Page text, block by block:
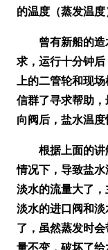
的温度 （蒸发温度
曾有新船的
求，运行十分钟
上的二管轮和现
信群了寻求帮助
向阀后，盐水温
根据上面的
情况下，导致盐
淡水的流量大了
淡水的进口阀和
了，虽然蒸发时